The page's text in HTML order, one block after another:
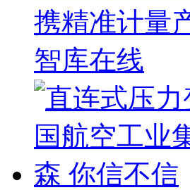
携精准计量
智库在线